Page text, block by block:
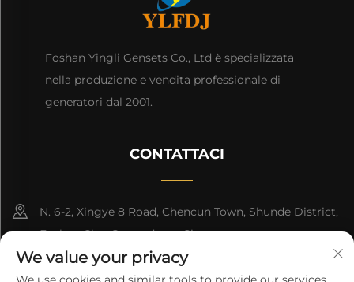
Foshan Yingli Gensets Co., Ltd è specializzata
nella produzione e vendita professionale di
generatori dal 2001.
CONTATTACI
N. 6-2, Xingye 8 Road, Chencun Town, Shunde District,
Foshan City, Guangdong, Cina.
8618676517177
We value your privacy